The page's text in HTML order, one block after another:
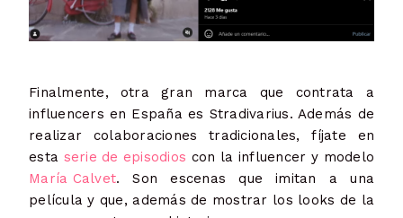
Finalmente, otra gran marca que contrata a
influencers en España es Stradivarius. Además de
realizar colaboraciones tradicionales, fíjate en
esta serie de episodios con la influencer y modelo
María Calvet. Son escenas que imitan a una
película y que, además de mostrar los looks de la